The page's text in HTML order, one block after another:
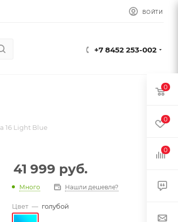
ВОЙТИ
+7 8452 253-002
16 Light Blue
41 999 руб.
Много Нашли дешевле?
Цвет — голубой
0
0
0